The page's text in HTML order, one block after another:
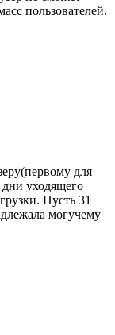
пользователей.
для
уходящего
Пусть 31
могучему